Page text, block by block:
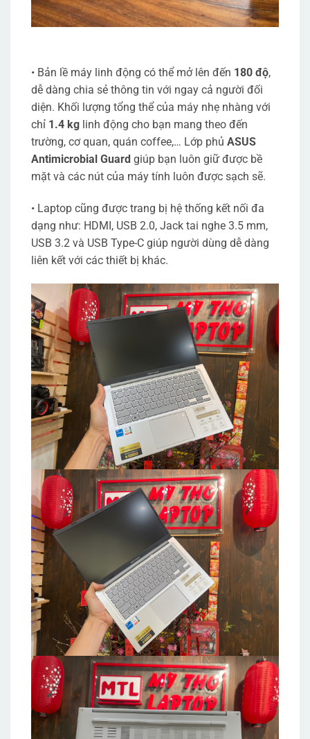
• Bản lề máy linh động có thể mở lên đến 180 độ,
dễ dàng chia sẻ thông tin với ngay cả người đối
diện. Khối lượng tổng thể của máy nhẹ nhàng với
chỉ 1.4 kg linh động cho bạn mang theo đến
trường, cơ quan, quán coffee,… Lớp phủ ASUS
Antimicrobial Guard giúp bạn luôn giữ được bề
mặt và các nút của máy tính luôn được sạch sẽ.
• Laptop cũng được trang bị hệ thống kết nối đa
dạng như: HDMI, USB 2.0, Jack tai nghe 3.5 mm,
USB 3.2 và USB Type-C giúp người dùng dễ dàng
liên kết với các thiết bị khác.